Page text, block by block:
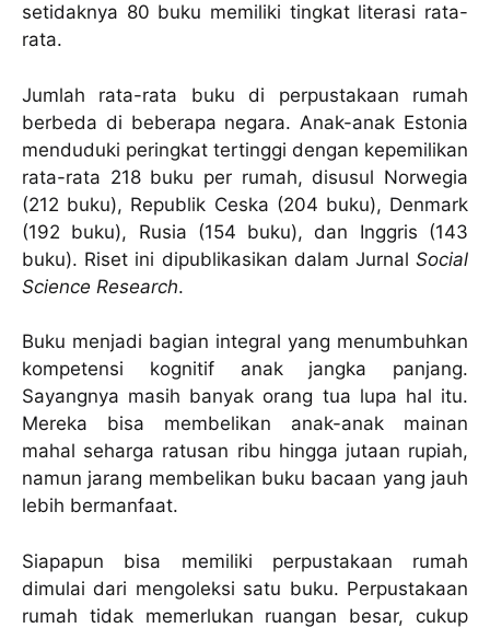
setidaknya 80 buku memiliki tingkat literasi rata-
rata.
Jumlah rata-rata buku di perpustakaan rumah
berbeda di beberapa negara. Anak-anak Estonia
menduduki peringkat tertinggi dengan kepemilikan
rata-rata 218 buku per rumah, disusul Norwegia
(212 buku), Republik Ceska (204 buku), Denmark
(192 buku), Rusia (154 buku), dan Inggris (143
buku). Riset ini dipublikasikan dalam Jurnal Social
Science Research.
Buku menjadi bagian integral yang menumbuhkan
kompetensi kognitif anak jangka panjang.
Sayangnya masih banyak orang tua lupa hal itu.
Mereka bisa membelikan anak-anak mainan
mahal seharga ratusan ribu hingga jutaan rupiah,
namun jarang membelikan buku bacaan yang jauh
lebih bermanfaat.
Siapapun bisa memiliki perpustakaan rumah
dimulai dari mengoleksi satu buku. Perpustakaan
rumah tidak memerlukan ruangan besar, cukup